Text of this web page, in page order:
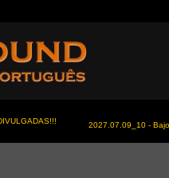
2027.07.09_10 -